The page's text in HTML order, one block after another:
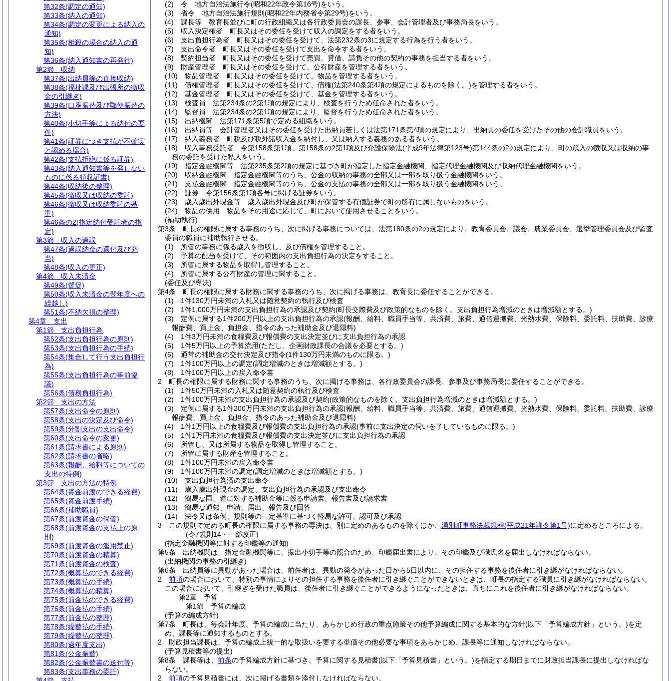
(2)
令 地方自治法施行令(昭和22年政令第16号)をいう。
(3)
省令 地方自治法施行規則 (昭和22年内務省令第29号)をいう。
(4)
課長等 教育長並びに町の行政組織又は各行政委員会の課長、参事、会計管理者及び事務局長をいう。
(5)
収入決定権者 町長又はその委任を受けて収入の調定をする者をいう。
(6)
支出負担行為者 町長又はその委任を受けて、法第232条の3に規定する行為を行う者をいう。
(7)
支出命令者 町長又はその委任を受けて支出を命令する者をいう。
(8)
契約担当者 町長又はその委任を受けて売買、貸借、請負その他の契約の事務を担当する者をいう。
(9)
財産管理者 町長又はその委任を受けて、公有財産を管理する者をいう。
(10)
物品管理者 町長又はその委任を受けて、物品を管理する者をいう。
(11)
債権管理者 町長又はその委任を受けて、債権(法第240条第4項の規定によるものを除く。)を管理する者をいう。
(12)
基金管理者 町長又はその委任を受けて、基金を管理する者をいう。
(13)
検査員 法第234条の2第1項の規定により、検査を行うため任命された者をいう。
(14)
監督員 法第234条の2第1項の規定により、監督を行うため任命された者をいう。
(15)
出納機関 法第171条第5項で定める組織をいう。
(16)
出納員等 会計管理者又はその委任を受けた出納員若しくは法第171条第4項の規定により、出納員の委任を受けたその他の会計職員をいう。
(17)
納入義務者 町税及び税外諸収入金を納付し、又は納入する義務のある者をいう。
(18)
収入事務受託者 令第158条第1項、第158条の2第1項及び介護保険法(平成9年法律第123号)第144条の2の規定により、町の歳入の徴収又は収納の事
務の委託を受けた私人をいう。
(19)
指定金融機関等 法第235条第2項の規定に基づき町が指定した指定金融機関、指定代理金融機関及び収納代理金融機関をいう。
(20)
収納金融機関 指定金融機関等のうち、公金の収納の事務の全部又は一部を取り扱う金融機関をいう。
(21)
支払金融機関 指定金融機関等のうち、公金の支払の事務の全部又は一部を取り扱う金融機関をいう。
(22)
証券 令第156条第1項各号に掲げる証券をいう。
(23)
歳入歳出外現金等 歳入歳出外現金及び町が保管する有価証券で町の所有に属しないものをいう。
(24)
物品の供用 物品をその用途に応じて、町において使用させることをいう。
(補助執行)
第3条
町長の権限に属する事務のうち、次に掲げる事務については、法第180条の2の規定により、教育委員会、議会、農業委員会、選挙管理委員会及び監査
委員の職員に補助執行させる。
(1)
所管の事務に係る歳入を徴収し、及び債権を管理すること。
(2)
予算の配当を受けて、その範囲内の支出負担行為の決定をすること。
(3)
所管に属する物品を取得し管理すること。
(4)
所管に属する公有財産の管理に関すること。
(委任及び専決)
第4条
町長の権限に属する財務に関する事務のうち、次に掲げる事務は、教育長に委任することができる。
(1)
1件130万円未満の入札又は随意契約の執行及び検査
(2)
1件1,000万円未満の支出負担行為の承認及び契約(町長交際費及び政策的なものを除く。支出負担行為増減のときは増減額とする。)
(3)
定例に属する1件200万円以上の支出負担行為の承認(報酬、給料、職員手当等、共済費、旅費、通信運搬費、光熱水費、保険料、委託料、扶助費、診療
報酬費、買上金、負担金、指令のあった補助金及び退隠料)
(4)
1件3万円未満の食糧費及び報償費の支出決定並びに支出負担行為の承認
(5)
1件5万円以上の予算流用(ただし、企画財政課長の合議を必要とする。)
(6)
通常の補助金の交付決定及び指令(1件130万円未満のものに限る。)
(7)
1件100万円以上の調定(調定増減のときは増減額とする。)
(8)
1件100万円以上の戻入命令書
2
町長の権限に属する財務に関する事務のうち、次に掲げる事務は、各行政委員会の課長、参事及び事務局長に委任することができる。
(1)
1件50万円未満の入札又は随意契約の執行及び検査
(2)
1件100万円未満の支出負担行為の承認及び契約(政策的なものを除く。支出負担行為増減のときは増減額とする。)
(3)
定例に属する1件200万円未満の支出負担行為の承認(報酬、給料、職員手当等、共済費、旅費、通信運搬費、光熱水費、保険料、委託料、扶助費、診療
報酬費、買上金、負担金、指令のあった補助金及び退隠料)
(4)
1件1万円以上の食糧費及び報償費の支出負担行為の承認(事前に支出決定の伺いを了しているものに限る。)
(5)
1件1万円未満の食糧費及び報償費の支出決定並びに支出負担行為の承認
(6)
所管し、又は所属する物品を取得し管理すること。
(7)
所管に属する財産を管理すること。
(8)
1件100万円未満の戻入命令書
(9)
1件100万円未満の調定(調定増減のときは増減額とする。)
(10)
支出負担行為済の支出命令
(11)
歳入歳出外現金の調定、支出負担行為の承認及び支出命令
(12)
簡易な国、道に対する補助金等に係る申請書、報告書及び請求書
(13)
簡易な通知、申請、届出、報告及び回答
(14)
法令又は条例、規則等の一定基準に基づく軽易な許可、認可及び承認
3
この規則で定める町長の権限に属する事務の専決は、別に定めのあるものを除くほか、 湧別町事務決裁規程(平成21年訓令第1号)に定めるところによる。
(令7規則14・一部改正)
(指定金融機関等に対する印鑑等の通知)
第5条
出納機関は、指定金融機関等に、振出小切手等の照合のため、印鑑届出書により、その印鑑及び職氏名を届出しなければならない。
(出納機関の事務の引継ぎ)
第6条
出納員等に異動があった場合は、前任者は、異動の発令があった日から5日以内に、その担任する事務を後任者に引き継がなければならない。
2
前項の場合において、特別の事情によりその担任する事務を後任者に引き継ぐことができないときは、町長の指定する職員に引き継がなければならない。
この場合において、引継ぎを受けた職員は、後任者に引き継ぐことができるようになったときは、直ちにこれを後任者に引き継がなければならない。
第2章
予算
第1節
予算の編成
(予算の編成方針)
第7条
町長は、毎会計年度、予算の編成に当たり、あらかじめ行政の重点施策その他予算編成に関する基本的な方針(以下「予算編成方針」という。)を定
め、課長等に通知するものとする。
2
財政担当課長は、予算の編成上統一的な取扱いを要する単価その他必要な事項をあらかじめ、課長等に通知しなければならない。
(予算見積書等の提出)
第8条
課長等は、 前条の予算編成方針に基づき、予算に関する見積書(以下「予算見積書」という。)を指定する期日までに財政担当課長に提出しなければな
らない。
2
前項の予算見積書には、次に掲げる書類を添付しなければならない。
第32条(調定の通知)
第33条(納入の通知)
第34条(調定の変更による納入の
通知)
第35条(相殺の場合の納入の通
知)
第36条(納入通知書の再発行)
第2節
収納
第37条(出納員等の直接収納)
第38条(福祉課及び出張所の徴収
金の引継ぎ)
第39条(口座振替及び郵便振替の
方法)
第40条(小切手等による納付の要
件)
第41条(証券につき支払が不確実
と認める場合)
第42条(支払拒絶に係る証券)
第43条(納入通知書等を発しない
ものに係る領収証書)
第44条(収納後の整理)
第45条(徴収又は収納の委託)
第46条(徴収又は収納委託の基
準)
第46条の2(指定納付受託者の指
定)
第3節
収入の過誤
第47条(過誤納金の還付及び充
当)
第48条(収入の更正)
第4節
収入未済金
第49条(督促)
第50条(収入未済金の翌年度への
繰越し)
第51条(不納欠損の整理)
第4章
支出
第1節
支出負担行為
第52条(支出負担行為の原則)
第53条(支出負担行為の手続)
第54条(集合して行う支出負担行
為)
第55条(支出負担行為の事前協
議)
第56条(債務負担行為)
第2節
支出の方法
第57条(支出命令の原則)
第58条(支出の決定及び命令)
第59条(分割支出の支出命令)
第60条(支出命令の変更)
第61条(請求書による原則)
第62条(請求書の省略)
第63条(報酬、給料等についての
支出の特例)
第3節
支出の方法の特例
第64条(資金前渡のできる経費)
第65条(資金前渡手続)
第66条(補助職員)
第67条(前渡資金の保管)
第68条(前渡資金の支払上の原
則)
第69条(前渡資金の濫用禁止)
第70条(前渡資金の精算)
第71条(前渡資金の検査)
第72条(概算払のできる経費)
第73条(概算払の手続)
第74条(概算払の精算)
第75条(前金払のできる経費)
第76条(前金払の手続)
第77条(前金払の整理)
第78条(繰替払の手続)
第79条(繰替払の整理)
第80条(過年度支出)
第81条(公金振替)
第82条(公金振替書の送付等)
第83条(支出事務の委託)